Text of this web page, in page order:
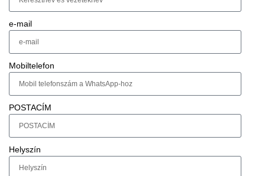
e-mail
Mobiltelefon
POSTACÍM
Helyszín